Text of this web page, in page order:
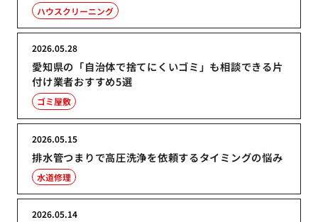
ハウスクリーニング
愛知県の「自治体で捨てにくいゴミ」も相談できる片
付け業者おすすめ5選
2026.05.28
ゴミ屋敷
排水管つまりで高圧洗浄を依頼するタイミングの悩み
2026.05.15
水道修理
2026.05.14